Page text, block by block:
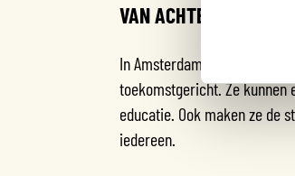
VAN ACHTERTUIN
In Amsterdam zien we nu
toekomstgericht. Ze
educatie. Ook maken ze de
iedereen.